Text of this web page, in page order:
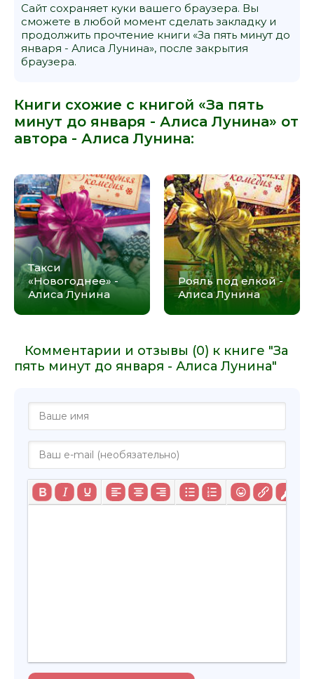
Сайт сохраняет куки вашего браузера. Вы
сможете в любой момент сделать закладку и
продолжить прочтение книги «За пять минут до
января - Алиса Лунина», после закрытия
браузера.
Книги схожие с книгой «За пять
минут до января - Алиса Лунина» от
автора - Алиса Лунина:
Такси
«Новогоднее» -
Алиса Лунина
Рояль под елкой -
Алиса Лунина
Комментарии и отзывы (0) к книге "За
пять минут до января - Алиса Лунина"